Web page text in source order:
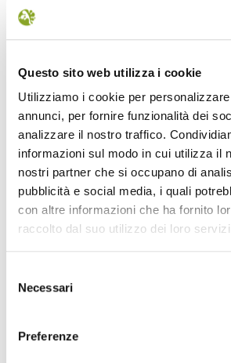
Questo sito web utilizza i cookie
Utilizziamo i cookie per
annunci, per fornire funzionalità dei
analizzare il nostro traffico.
informazioni sul modo in cui utilizza il
nostri partner che si occupano di
pubblicità e social media, i quali
con altre informazioni che ha fornito
raccolto dal suo utilizzo dei loro
delNecessari
Preferenze
6 RIDRACOLI, LA DIGA E IL LAGO
9 LAGO DEGLI IDOLI
10 CASANOVA DELL’ALPE
11 POGGIO SCALI
12 PIETRAPAZZA
13 LA LAMA
14 MONTE PENNA
15 LA STRADA DEI MANDRIOLI
16 CAMALDOLI E IL SACRO EREMO
19 MOGGIONA